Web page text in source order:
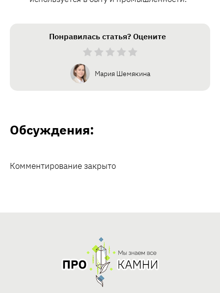
Понравилась статья? Оцените
Мария Шемякина
Обсуждения:
Комментирование закрыто